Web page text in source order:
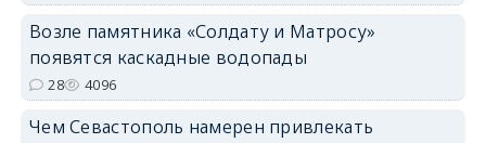
Возле памятника «Солдату и Матросу»
появятся каскадные водопады
28 4096
Чем Севастополь намерен привлекать